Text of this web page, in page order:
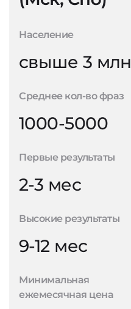
Население
свыше 3 млн
Среднее кол-во фраз
1000-5000
Первые результаты
2-3 мес
Высокие результаты
9-12 мес
Минимальная
ежемесячная цена